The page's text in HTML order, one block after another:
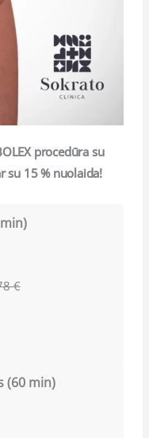
procedūra su
su 15 % nuolaida!
€
(60 min)